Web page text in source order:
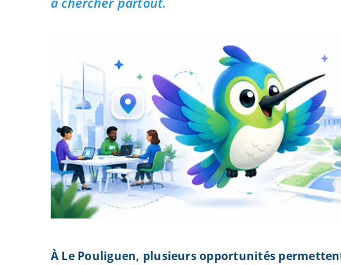
À Le Pouliguen, plusieurs opportunités